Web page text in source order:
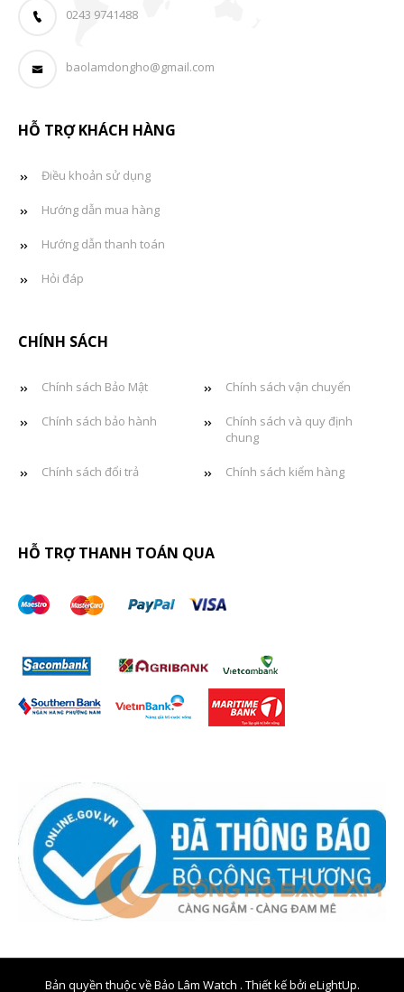
0243 9741488
baolamdongho@gmail.com
HỖ TRỢ KHÁCH HÀNG
Điều khoản sử dụng
Hướng dẫn mua hàng
Hướng dẫn thanh toán
Hỏi đáp
CHÍNH SÁCH
Chính sách Bảo Mật Chính sách vận chuyển
Chính sách bảo hành
Chính sách và quy định
chung
Chính sách đổi trả Chính sách kiểm hàng
HỖ TRỢ THANH TOÁN QUA
Bản quyền thuộc về Bảo Lâm Watch . Thiết kế bởi eLightUp.